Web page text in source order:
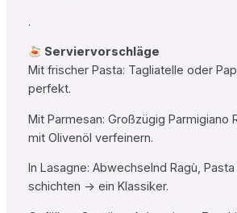
.
Serviervorschläge
Mit frischer Pasta: Tagliatelle oder
perfekt.
Mit Parmesan: Großzügig Parmigiano
mit Olivenöl verfeinern.
In Lasagne: Abwechselnd Ragù, Pasta
schichten → ein Klassiker.